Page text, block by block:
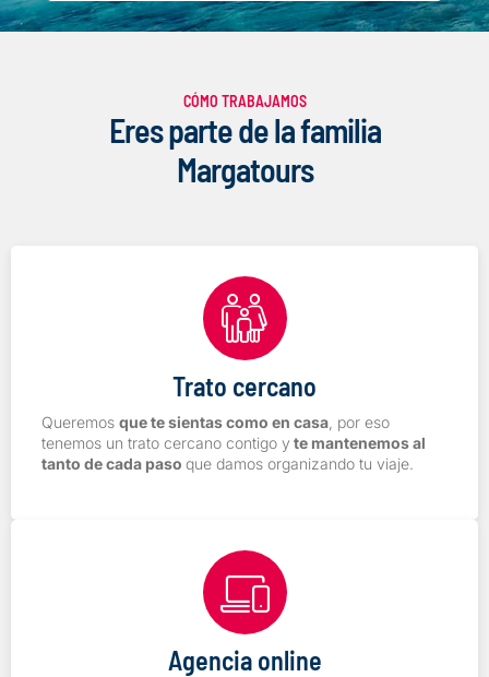
CÓMO TRABAJAMOS
Eres parte de la familia
Margatours
Trato cercano
Queremos que te sientas como en casa , por eso
tenemos un trato cercano contigo y te mantenemos al
tanto de cada paso que damos organizando tu viaje.
Agencia online